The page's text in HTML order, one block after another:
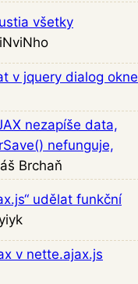
všetky
v jquery dialog okne
nezapíše data,
nefunguje,
Brchaň
udělat funkční
v nette.ajax.js